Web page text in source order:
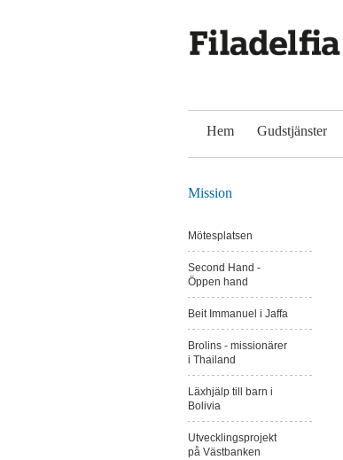
Hem Gudstjänster
Mission
Mötesplatsen
Second Hand -
Öppen hand
Beit Immanuel i Jaffa
Brolins - missionärer
i Thailand
Läxhjälp till barn i
Bolivia
Utvecklingsprojekt
på Västbanken